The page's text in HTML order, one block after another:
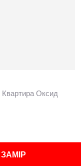
Оксид